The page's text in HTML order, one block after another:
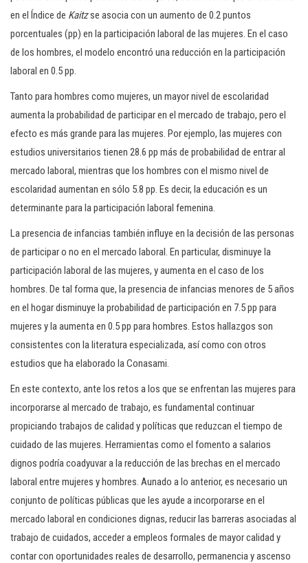
en el Índice de Kaitzse asocia con un aumento de 0.2 puntos
porcentuales (pp) en la participación laboral de las mujeres. En el caso
de los hombres, el modelo encontró una reducción en la participación
laboral en 0.5 pp.
Tanto para hombres como mujeres, un mayor nivel de escolaridad
aumenta la probabilidad de participar en el mercado de trabajo, pero el
efecto es más grande para las mujeres. Por ejemplo, las mujeres con
estudios universitarios tienen 28.6 pp más de probabilidad de entrar al
mercado laboral, mientras que los hombres con el mismo nivel de
escolaridad aumentan en sólo 5.8 pp. Es decir, la educación es un
determinante para la participación laboral femenina.
La presencia de infancias también influye en la decisión de las personas
de participar o no en el mercado laboral. En particular, disminuye la
participación laboral de las mujeres, y aumenta en el caso de los
hombres. De tal forma que, la presencia de infancias menores de 5 años
en el hogar disminuye la probabilidad de participación en 7.5 pp para
mujeres y la aumenta en 0.5 pp para hombres. Estos hallazgos son
consistentes con la literatura especializada, así como con otros
estudios que ha elaborado la Conasami.
En este contexto, ante los retos a los que se enfrentan las mujeres para
incorporarse al mercado de trabajo, es fundamental continuar
propiciando trabajos de calidad y políticas que reduzcan el tiempo de
cuidado de las mujeres. Herramientas como el fomento a salarios
dignos podría coadyuvar a la reducción de las brechas en el mercado
laboral entre mujeres y hombres. Aunado a lo anterior, es necesario un
conjunto de políticas públicas que les ayude a incorporarse en el
mercado laboral en condiciones dignas, reducir las barreras asociadas al
trabajo de cuidados, acceder a empleos formales de mayor calidad y
contar con oportunidades reales de desarrollo, permanencia y ascenso